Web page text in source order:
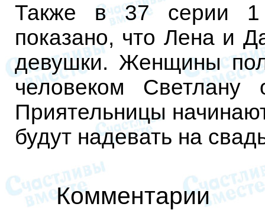
Также в 37 серии 1
показано, что Лена и
девушки. Женщины
человеком
Приятельницы
будут надевать на
Комментарии